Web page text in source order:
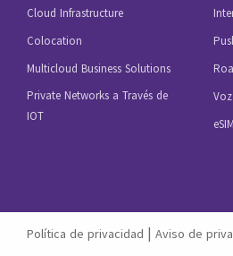
Cloud Infrastructure
Colocation
Multicloud Business Solutions
Private Networks a Través de
IOT
eSIM
Política de privacidad | Aviso de